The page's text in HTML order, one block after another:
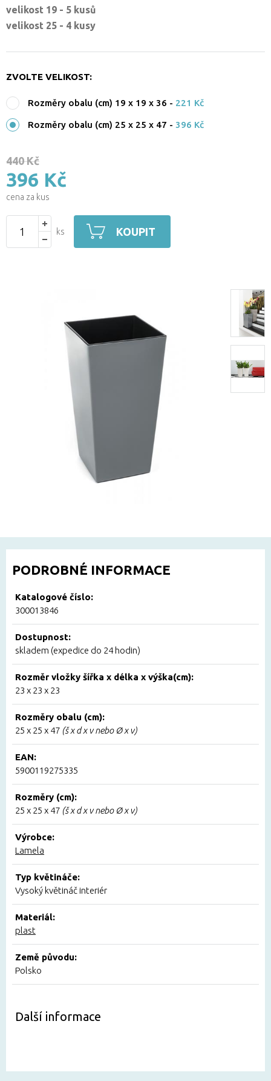
velikost 19 - 5 kusů
velikost 25 - 4 kusy
ZVOLTE VELIKOST:
Rozměry obalu (cm) 19 x 19 x 36 - 221 Kč
Rozměry obalu (cm) 25 x 25 x 47 - 396 Kč
440 Kč
396 Kč
cena za kus
ks KOUPIT
PODROBNÉ INFORMACE
Katalogové číslo:
300013846
Dostupnost:
skladem (expedice do 24 hodin)
Rozměr vložky šířka x délka x výška(cm):
23 x 23 x 23
Rozměry obalu (cm):
25 x 25 x 47 (š x d x v nebo Ø x v)
EAN:
5900119275335
Rozměry (cm):
25 x 25 x 47 (š x d x v nebo Ø x v)
Výrobce:
Lamela
Typ květináče:
Vysoký květináč interiér
Materiál:
plast
Země původu:
Polsko
Další informace